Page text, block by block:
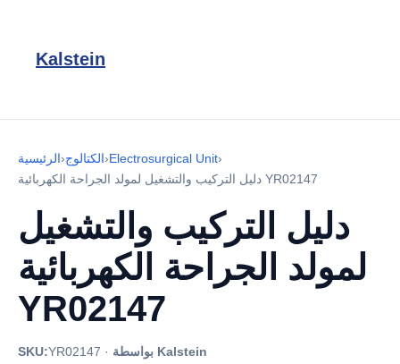
Kalstein
الرئيسية›الكتالوج›Electrosurgical Unit›
دليل التركيب والتشغيل لمولد الجراحة الكهربائية YR02147
دليل التركيب والتشغيل
لمولد الجراحة الكهربائية
YR02147
SKU:YR02147 · بواسطة Kalstein